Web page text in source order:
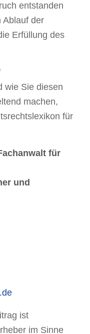
entstanden
Ablauf der
Erfüllung des
wie Sie diesen
machen,
für
für
und
ist
im Sinne